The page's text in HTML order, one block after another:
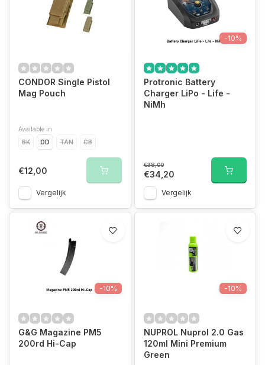
CONDOR Single Pistol
Mag Pouch
Available in
BK
OD TAN CB
€12,00
Vergelijk
-10%
Protronic Battery
Charger LiPo - Life -
NiMh
€38,00
€34,20
Vergelijk
-10%
G&G Magazine PM5
200rd Hi-Cap
-10%
NUPROL Nuprol 2.0 Gas
120ml Mini Premium
Green